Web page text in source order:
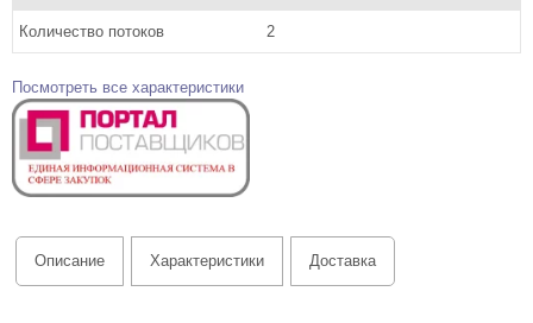
Количество потоков 2
Посмотреть все характеристики
Описание Характеристики Доставка